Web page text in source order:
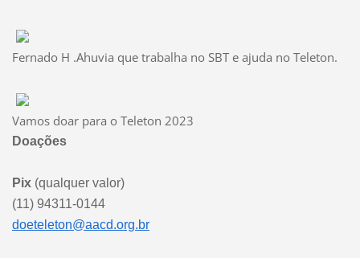
Fernado H .Ahuvia que trabalha no SBT e ajuda no Teleton.
Vamos doar para o Teleton 2023
Doações
Pix(qualquer valor)
(11) 94311-0144
doeteleton@aacd.org.br